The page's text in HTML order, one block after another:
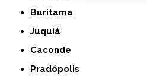
Buritama
Juquiá
Caconde
Pradópolis